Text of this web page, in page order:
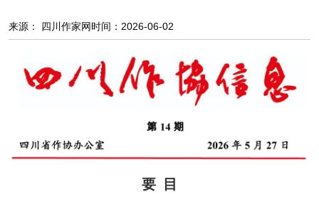
时政 文学动态
网络文学 万千百十
小说 诗歌 文学评论
其他阅读 文学访谈
来源： 四川作家网时间：2026-06-02
要 目